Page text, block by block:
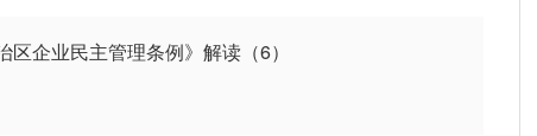
企业民主管理条例》解读（6）